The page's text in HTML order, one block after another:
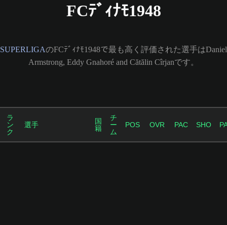
FCﾃﾞｨﾅﾓ1948
SUPERLIGAのFCﾃﾞｨﾅﾓ1948で最も高く評価された選手はDaniel
Armstrong, Eddy Gnahoré and Cătălin Cîrjanです。
ラ
ン
ク
選手
国
籍
チ
ー
ム
POS OVR PAC SHO